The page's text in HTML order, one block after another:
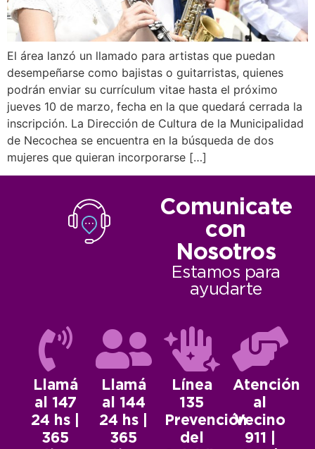
El área lanzó un llamado para artistas que puedan
desempeñarse como bajistas o guitarristas, quienes
podrán enviar su currículum vitae hasta el próximo
jueves 10 de marzo, fecha en la que quedará cerrada la
inscripción. La Dirección de Cultura de la Municipalidad
de Necochea se encuentra en la búsqueda de dos
mujeres que quieran incorporarse […]
Comunicate
con
Nosotros
Estamos para
ayudarte
Llamá
al 147
24 hs |
365
Llamá
al 144
24 hs |
365
Línea
135
Prevención
del
Atención
al
Vecino
911 |